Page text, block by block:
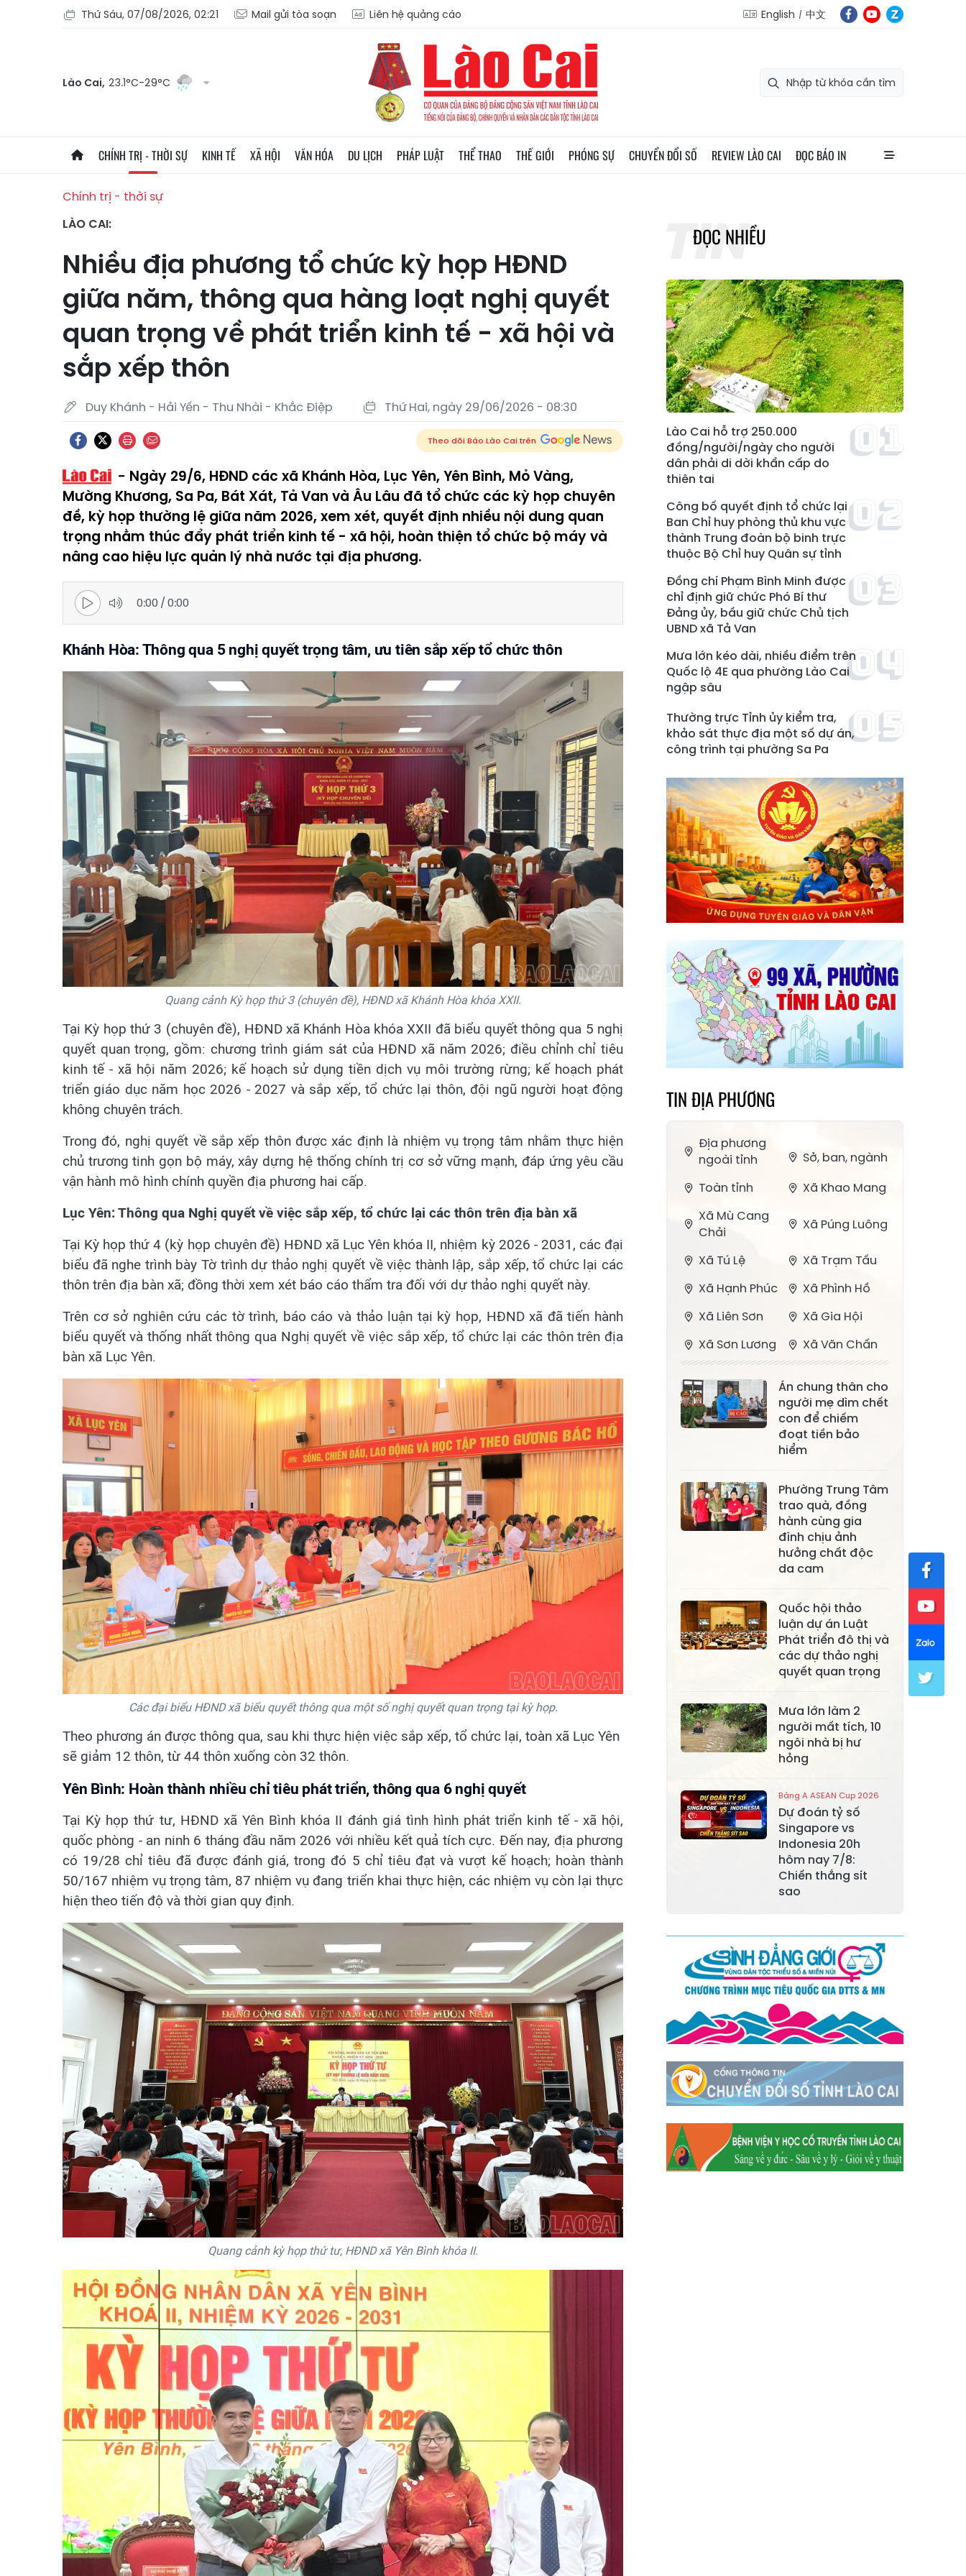
Thứ Sáu, 07/08/2026, 02:21 Mail gửi tòa soạn Liên hệ quảng cáo English 中文
Lào Cai, 23.1°C-29°C
CHÍNH TRỊ - THỜI SỰ KINH TẾ XÃ HỘI VĂN HÓA DU LỊCH PHÁP LUẬT THỂ THAO THẾ GIỚI PHÓNG SỰ CHUYỂN ĐỔI SỐ REVIEW LÀO CAI ĐỌC BÁO IN
Chính trị - thời sự
LÀO CAI:
Nhiều địa phương tổ chức kỳ họp HĐND
giữa năm, thông qua hàng loạt nghị quyết
quan trọng về phát triển kinh tế - xã hội và
sắp xếp thôn
Duy Khánh - Hải Yến - Thu Nhài - Khắc Điệp Thứ Hai, ngày 29/06/2026 - 08:30
Theo dõi Báo Lào Cai trên
Ngày 29/6, HĐND các xã Khánh Hòa, Lục Yên, Yên Bình, Mỏ Vàng,
Mường Khương, Sa Pa, Bát Xát, Tả Van và Âu Lâu đã tổ chức các kỳ họp chuyên
đề, kỳ họp thường lệ giữa năm 2026, xem xét, quyết định nhiều nội dung quan
trọng nhằm thúc đẩy phát triển kinh tế - xã hội, hoàn thiện tổ chức bộ máy và
nâng cao hiệu lực quản lý nhà nước tại địa phương.
0:00 /0:00
Khánh Hòa: Thông qua 5 nghị quyết trọng tâm, ưu tiên sắp xếp tổ chức thôn
Quang cảnh Kỳ họp thứ 3 (chuyên đề), HĐND xã Khánh Hòa khóa XXII.
Tại Kỳ họp thứ 3 (chuyên đề), HĐND xã Khánh Hòa khóa XXII đã biểu quyết thông qua 5 nghị
quyết quan trọng, gồm: chương trình giám sát của HĐND xã năm 2026; điều chỉnh chỉ tiêu
kinh tế - xã hội năm 2026; kế hoạch sử dụng tiền dịch vụ môi trường rừng; kế hoạch phát
triển giáo dục năm học 2026 - 2027 và sắp xếp, tổ chức lại thôn, đội ngũ người hoạt động
không chuyên trách.
Trong đó, nghị quyết về sắp xếp thôn được xác định là nhiệm vụ trọng tâm nhằm thực hiện
chủ trương tinh gọn bộ máy, xây dựng hệ thống chính trị cơ sở vững mạnh, đáp ứng yêu cầu
vận hành mô hình chính quyền địa phương hai cấp.
Lục Yên: Thông qua Nghị quyết về việc sắp xếp, tổ chức lại các thôn trên địa bàn xã
Tại Kỳ họp thứ 4 (kỳ họp chuyên đề) HĐND xã Lục Yên khóa II, nhiệm kỳ 2026 - 2031, các đại
biểu đã nghe trình bày Tờ trình dự thảo nghị quyết về việc thành lập, sắp xếp, tổ chức lại các
thôn trên địa bàn xã; đồng thời xem xét báo cáo thẩm tra đối với dự thảo nghị quyết này.
Trên cơ sở nghiên cứu các tờ trình, báo cáo và thảo luận tại kỳ họp, HĐND xã đã tiến hành
biểu quyết và thống nhất thông qua Nghị quyết về việc sắp xếp, tổ chức lại các thôn trên địa
bàn xã Lục Yên.
Các đại biểu HĐND xã biểu quyết thông qua một số nghị quyết quan trọng tại kỳ họp.
Theo phương án được thông qua, sau khi thực hiện việc sắp xếp, tổ chức lại, toàn xã Lục Yên
sẽ giảm 12 thôn, từ 44 thôn xuống còn 32 thôn.
Yên Bình: Hoàn thành nhiều chỉ tiêu phát triển, thông qua 6 nghị quyết
Tại Kỳ họp thứ tư, HĐND xã Yên Bình khóa II đánh giá tình hình phát triển kinh tế - xã hội,
quốc phòng - an ninh 6 tháng đầu năm 2026 với nhiều kết quả tích cực. Đến nay, địa phương
có 19/28 chỉ tiêu đã được đánh giá, trong đó 5 chỉ tiêu đạt và vượt kế hoạch; hoàn thành
50/167 nhiệm vụ trọng tâm, 87 nhiệm vụ đang triển khai thực hiện, các nhiệm vụ còn lại thực
hiện theo tiến độ và thời gian quy định.
Quang cảnh kỳ họp thứ tư, HĐND xã Yên Bình khóa II.
ĐỌC NHIỀU
Lào Cai hỗ trợ 250.000
đồng/người/ngày cho người
dân phải di dời khẩn cấp do
thiên tai
Công bố quyết định tổ chức lại
Ban Chỉ huy phòng thủ khu vực
thành Trung đoàn bộ binh trực
thuộc Bộ Chỉ huy Quân sự tỉnh
Đồng chí Phạm Bình Minh được
chỉ định giữ chức Phó Bí thư
Đảng ủy, bầu giữ chức Chủ tịch
UBND xã Tả Van
Mưa lớn kéo dài, nhiều điểm trên
Quốc lộ 4E qua phường Lào Cai
ngập sâu
Thường trực Tỉnh ủy kiểm tra,
khảo sát thực địa một số dự án,
công trình tại phường Sa Pa
TIN ĐỊA PHƯƠNG
Địa phương
ngoài tỉnh
Sở, ban, ngành
Toàn tỉnh
Xã Khao Mang
Xã Mù Cang
Chải
Xã Púng Luông
Xã Tú Lệ
Xã Trạm Tấu
Xã Hạnh Phúc
Xã Phình Hồ
Xã Liên Sơn
Xã Gia Hội
Xã Sơn Lương
Xã Văn Chấn
Bằng La
Xã Chấn Thịnh
Xã Nghĩa Tâm
Xã Phong Dụ
Hạ
Xã Đông
Cuông
Xã Tân Hợp
Xã Mậu A Xã Xuân Ái
Xã Lâm
Xã Lục Yên
Xã Tân Lĩnh
Xã Khánh Hòa
Xã Phúc Lợi
Xã Cảm Nhân
Xã Yên Bình
Xã Bảo Ái
Xã Trấn Yên
Xã Hưng
Khánh
Xã Lương
Thịnh
Xã Việt Hồng
Xã Quy Mông
Xã Cốc San
Xã Hợp Thành
Xã Phong Hải
Xã Tằng Loỏng
Xã Gia Phú
Xã Mường
Hum
Xã Dền Sáng
Xã Y Tý
Xã A Mú Sung
Xã Trịnh Tường
Xã Nậm Chày
Xã Bản Xèo
Xã Bát Xát
Xã Võ Lao
Xã Khánh Yên
Xã Văn Bàn
Xã Dương Quỳ
Xã Chiềng Ken
Xã Minh Lương
Án chung thân cho
người mẹ dìm chết
con để chiếm
đoạt tiền bảo
hiểm
Phường Trung Tâm
trao quà, đồng
hành cùng gia
đình chịu ảnh
hưởng chất độc
da cam
Quốc hội thảo
luận dự án Luật
Phát triển đô thị và
các dự thảo nghị
quyết quan trọng
Mưa lớn làm 2
người mất tích, 10
ngôi nhà bị hư
hỏng
Bảng A ASEAN Cup 2026
Dự đoán tỷ số
Singapore vs
Indonesia 20h
hôm nay 7/8:
Chiến thắng sít
sao